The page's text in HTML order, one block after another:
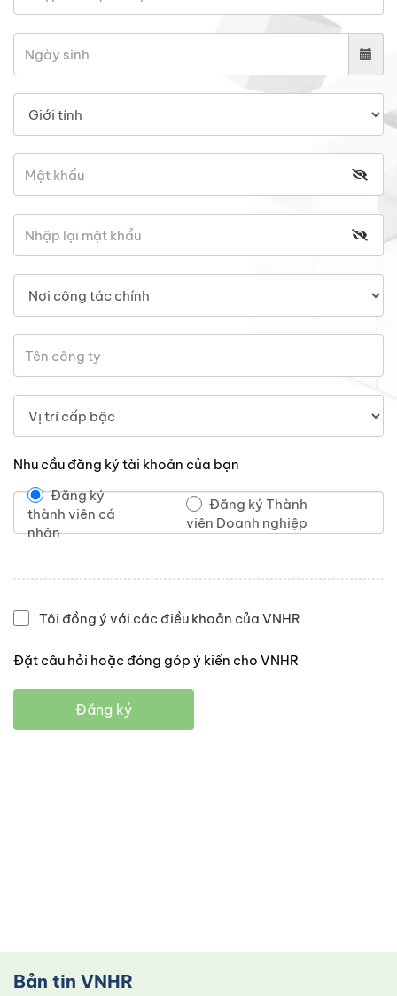
Nhu cầu đăng ký tài khoản của bạn
Đăng ký
thành viên cá
nhân
Đăng ký Thành
viên Doanh nghiệp
Tôi đồng ý với các điều khoản của VNHR
Đặt câu hỏi hoặc đóng góp ý kiến cho VNHR
Đăng ký
Bản tin VNHR